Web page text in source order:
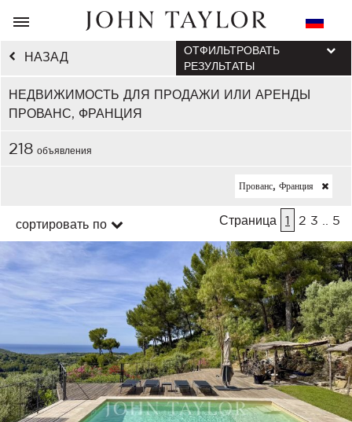
НАЗАД
НЕДВИЖИМОСТЬ ДЛЯ ПРОДАЖИ ИЛИ АРЕНДЫ
ПРОВАНС, ФРАНЦИЯ
ОТФИЛЬТРОВАТЬ
РЕЗУЛЬТАТЫ
218 объявления
Прованс, Франция
сортировать по Страница 1 2 3 5